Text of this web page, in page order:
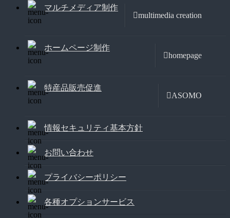
マルチメディア制作
multimedia creation
ホームページ制作
homepage
特産品販売促進
ASOMO
情報セキュリティ基本方針
お問い合わせ
プライバシーポリシー
各種オプションサービス